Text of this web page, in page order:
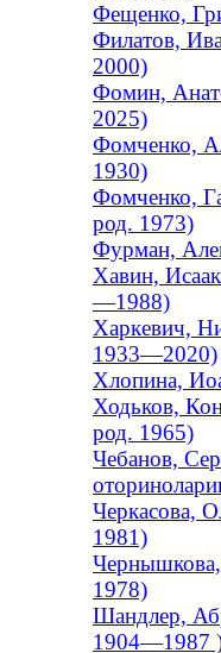
Фещенко,
Филатов,
2000)
Фомин,
2025)
Фомченко,
1930)
Фомченко,
род. 1973)
Фурман,
Хавин,
—1988)
Харкевич,
1933—2020)
Хлопина,
Ходьков,
род. 1965)
Чебанов,
Черкасова,
1981)
1978)
Шандлер,
1904—1987